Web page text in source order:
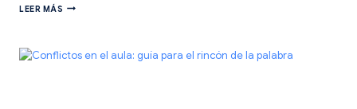
LEER MÁS ¡LOGRA
PARA